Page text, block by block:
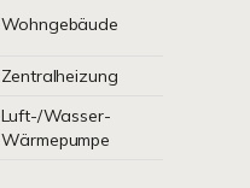
Wohngebäude
Zentralheizung
Luft-/Wasser-
Wärmepumpe